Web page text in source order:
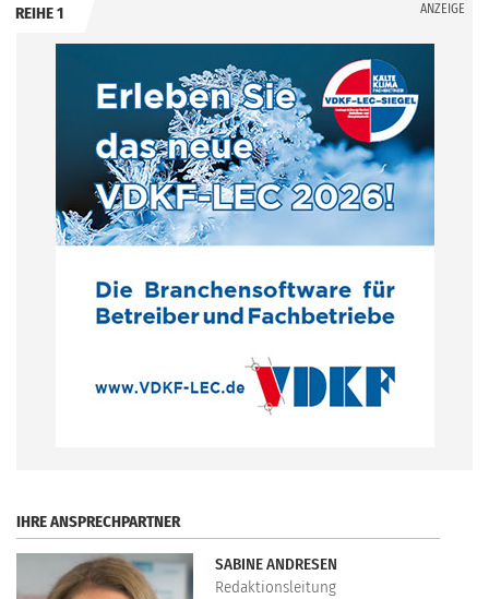
REIHE 1 ANZEIGE
IHRE ANSPRECHPARTNER
SABINE ANDRESEN
Redaktionsleitung